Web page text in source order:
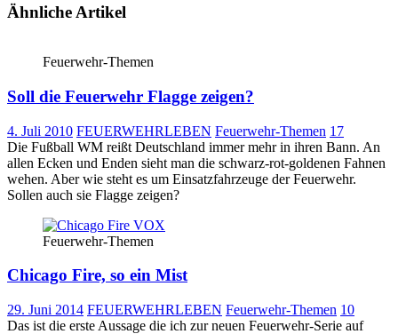
Ähnliche Artikel
Feuerwehr-Themen
Soll die Feuerwehr Flagge zeigen?
4. Juli 2010 FEUERWEHRLEBEN Feuerwehr-Themen 17
Die Fußball WM reißt Deutschland immer mehr in ihren Bann. An
allen Ecken und Enden sieht man die schwarz-rot-goldenen Fahnen
wehen. Aber wie steht es um Einsatzfahrzeuge der Feuerwehr.
Sollen auch sie Flagge zeigen?
Feuerwehr-Themen
Chicago Fire, so ein Mist
29. Juni 2014 FEUERWEHRLEBEN Feuerwehr-Themen 10
Das ist die erste Aussage die ich zur neuen Feuerwehr-Serie auf